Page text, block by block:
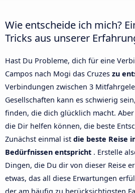
Wie entscheide ich mich?
Tricks aus unserer
Hast Du Probleme, dich für eine
Campos nach Mogi das Cruzes zu
Verbindungen zwischen 3
Gesellschaften kann es schwierig
finden, die dich glücklich macht.
die Dir helfen können, die beste
Zunächst einmal ist die beste Reise
Bedürfnissen entspricht . Erstelle
Dingen, die Du dir von dieser Reise
etwas, das all diese Erwartungen